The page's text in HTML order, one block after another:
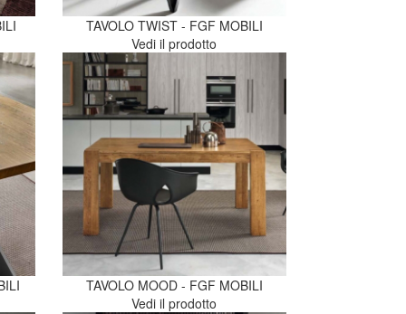
TAVOLO TWIST - FGF MOBILI
Vedi il prodotto
TAVOLO MOOD - FGF MOBILI
Vedi il prodotto